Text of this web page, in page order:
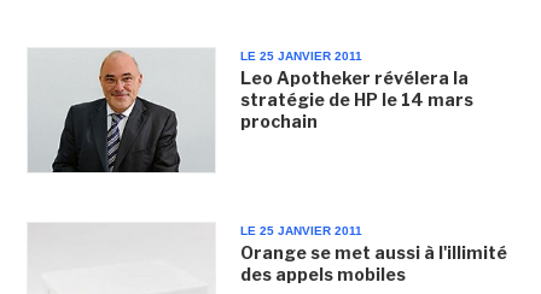
LE 25 JANVIER 2011
Leo Apotheker révélera la
stratégie de HP le 14 mars
prochain
LE 25 JANVIER 2011
Orange se met aussi à l'illimité
des appels mobiles